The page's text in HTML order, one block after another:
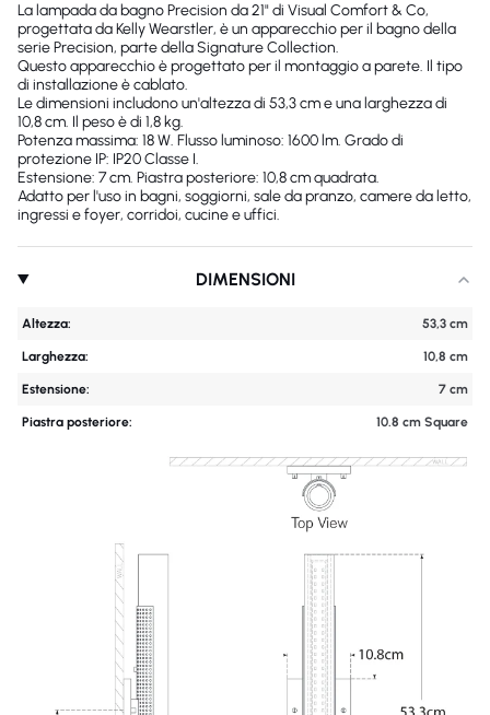
La lampada da bagno Precision da 21" di Visual Comfort & Co,
progettata da Kelly Wearstler, è un apparecchio per il bagno della
serie Precision, parte della Signature Collection.
Questo apparecchio è progettato per il montaggio a parete. Il tipo
di installazione è cablato.
Le dimensioni includono un'altezza di 53,3 cm e una larghezza di
10,8 cm. Il peso è di 1,8 kg.
Potenza massima: 18 W. Flusso luminoso: 1600 lm. Grado di
protezione IP: IP20 Classe I.
Estensione: 7 cm. Piastra posteriore: 10,8 cm quadrata.
Adatto per l'uso in bagni, soggiorni, sale da pranzo, camere da letto,
ingressi e foyer, corridoi, cucine e uffici.
DIMENSIONI
Altezza: 53,3 cm
Larghezza: 10,8 cm
Estensione: 7 cm
Piastra posteriore: 10.8 cm Square